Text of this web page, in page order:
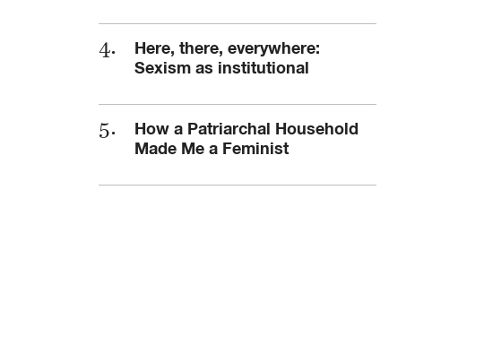
Here, there, everywhere:
Sexism as institutional
How a Patriarchal Household
Made Me a Feminist